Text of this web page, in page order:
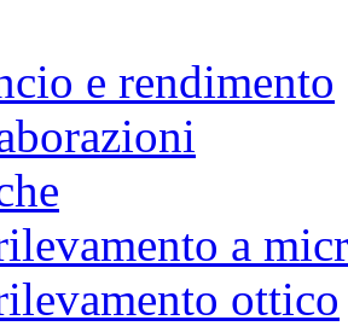
e rendimento
a
ottico